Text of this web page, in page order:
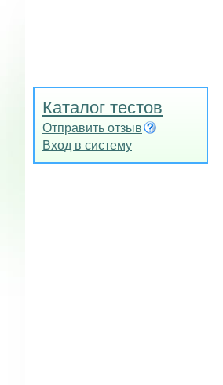
Каталог тестов
Отправить отзыв
Вход в систему